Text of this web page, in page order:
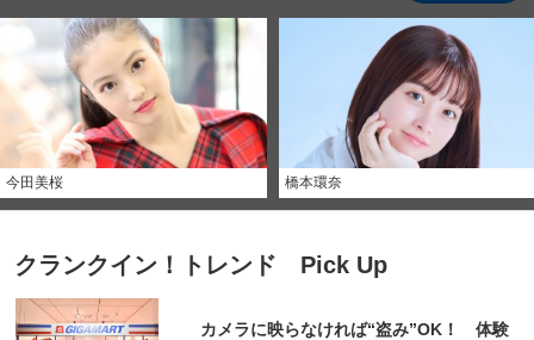
今田美桜 橋本環奈
クランクイン！トレンド Pick Up
カメラに映らなければ“盗み”OK！ 体験